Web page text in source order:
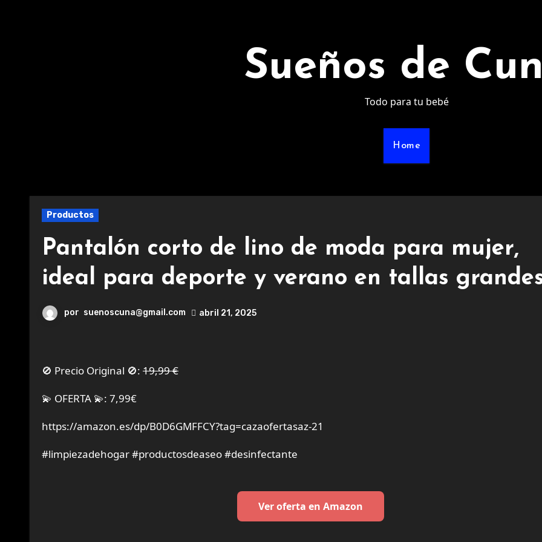
Sueños de
Todo para tu bebé
Home
Productos
Pantalón corto de lino de moda para mujer,
ideal para deporte y verano en tallas
por suenoscuna@gmail.com abril 21, 2025
🚫 Precio Original 🚫: 19,99 €
💫 OFERTA 💫: 7,99€
https://amazon.es/dp/B0D6GMFFCY?tag=cazaofertasaz-21
#limpiezadehogar #productosdeaseo #desinfectante
Ver oferta en Amazon